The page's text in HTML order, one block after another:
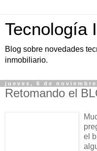
Tecnología
Blog sobre novedades
inmobiliario.
jueves, 6 de noviembre
Retomando el
el